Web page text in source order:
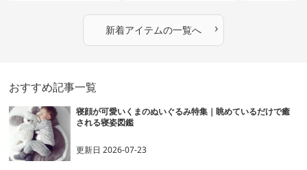
新着アイテムの一覧へ ›
おすすめ記事一覧
寝顔が可愛いくまのぬいぐるみ特集｜眺めているだけで癒
される寝姿図鑑
更新日2026-07-23